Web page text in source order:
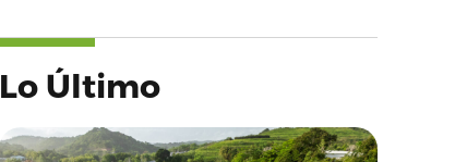
Lo Último